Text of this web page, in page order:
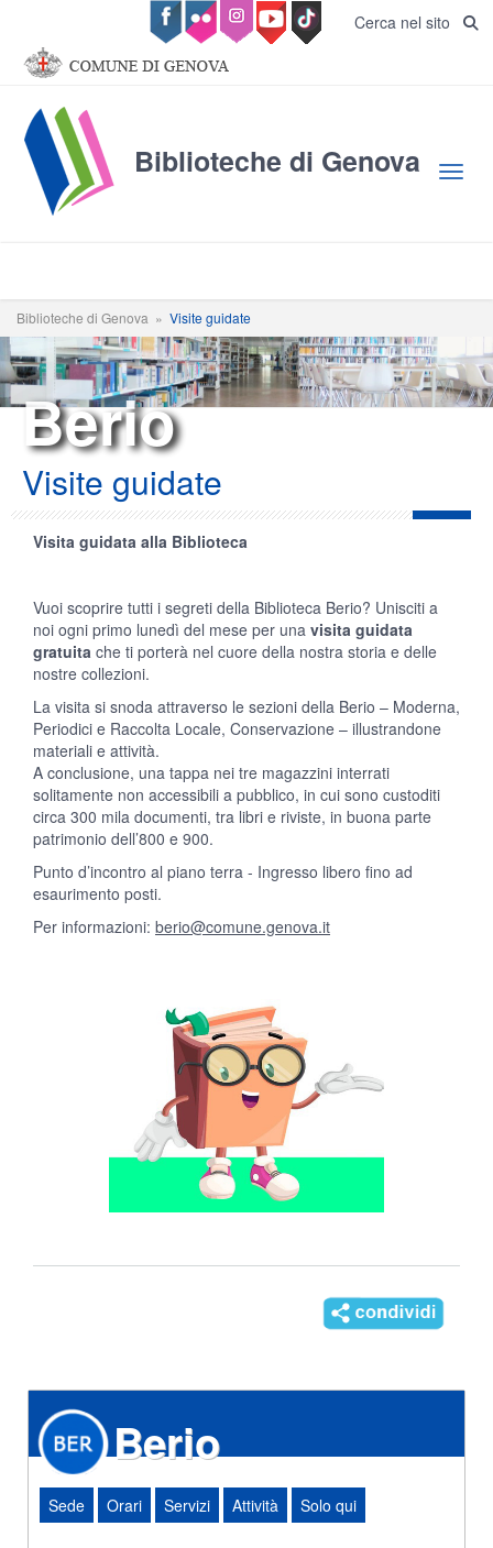
Salta al contenuto principale Cerca nel sito
Biblioteche di Genova
Biblioteche di Genova » Visite guidate
Berio
Visite guidate
Visita guidata alla Biblioteca
Vuoi scoprire tutti i segreti della Biblioteca Berio? Unisciti a
noi ogni primo lunedì del mese per una visita guidata
gratuita che ti porterà nel cuore della nostra storia e delle
nostre collezioni.
La visita si snoda attraverso le sezioni della Berio – Moderna,
Periodici e Raccolta Locale, Conservazione – illustrandone
materiali e attività.
A conclusione, una tappa nei tre magazzini interrati
solitamente non accessibili a pubblico, in cui sono custoditi
circa 300 mila documenti, tra libri e riviste, in buona parte
patrimonio dell’800 e 900.
Punto d’incontro al piano terra - Ingresso libero fino ad
esaurimento posti.
Per informazioni: berio@comune.genova.it
Berio
Sede Orari Servizi Attività Solo qui